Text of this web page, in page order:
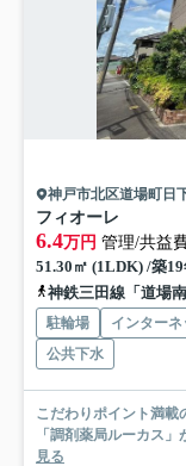
神戸市北区道場町日
フィオーレ
6.4万円 管理/共益
51.30㎡ (1LDK) /築
神鉄三田線「道場
駐輪場 インター
公共下水
こだわりポイント満載
「調剤薬局ルーカス
見る